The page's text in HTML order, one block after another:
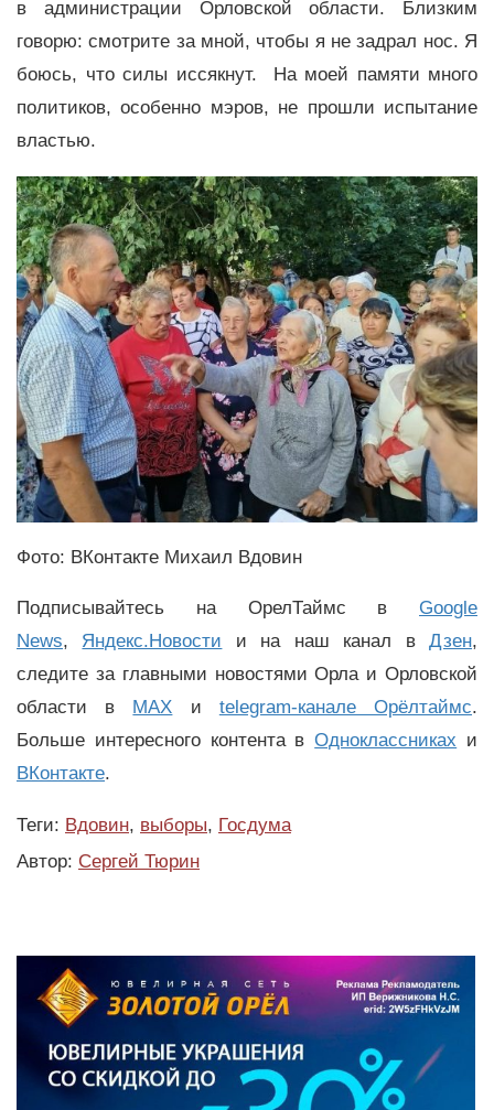
в администрации Орловской области. Близким
говорю: смотрите за мной, чтобы я не задрал нос. Я
боюсь, что силы иссякнут. На моей памяти много
политиков, особенно мэров, не прошли испытание
властью.
Фото: ВКонтакте Михаил Вдовин
Подписывайтесь на ОрелТаймс в Google
News, Яндекс.Новости и на наш канал вДзен,
следите за главными новостями Орла и Орловской
области в MAX и telegram-канале Орёлтаймс.
Больше интересного контента вОдноклассниках и
ВКонтакте.
Теги: Вдовин, выборы, Госдума
Автор: Сергей Тюрин